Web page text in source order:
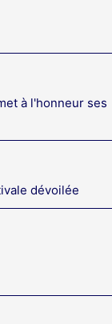
à l'honneur ses
dévoilée